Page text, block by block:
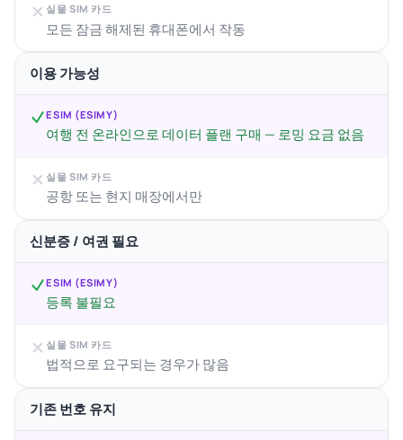
실물 SIM 카드
모든 잠금 해제된 휴대폰에서 작동
이용 가능성
ESIM (ESIMY)
여행 전 온라인으로 데이터 플랜 구매 — 로밍 요금 없음
실물 SIM 카드
공항 또는 현지 매장에서만
신분증 / 여권 필요
ESIM (ESIMY)
등록 불필요
실물 SIM 카드
법적으로 요구되는 경우가 많음
기존 번호 유지